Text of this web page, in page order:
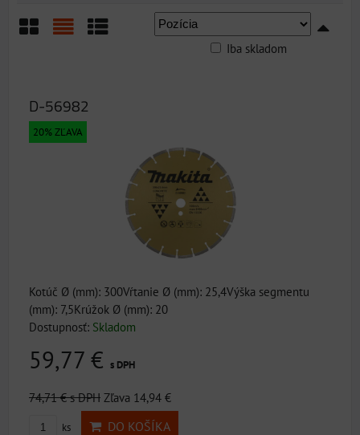
Iba skladom
D-56982
20% ZĽAVA
Kotúč Ø (mm): 300Vŕtanie Ø (mm): 25,4Výška segmentu
(mm): 7,5Krúžok Ø (mm): 20
Dostupnosť: Skladom
59,77 € s DPH
74,71 €s DPH Zľava 14,94 €
ks DO KOŠÍKA